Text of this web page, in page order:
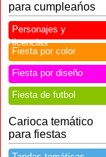
para cumpleańos
Personajes y
licencias
Fiesta por color
Fiesta por diseño
Fiesta de futbol
Carioca temático
para fiestas